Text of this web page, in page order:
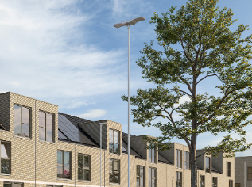
Verkopen
Huren
Verhuren
Taxeren
Verzekeren